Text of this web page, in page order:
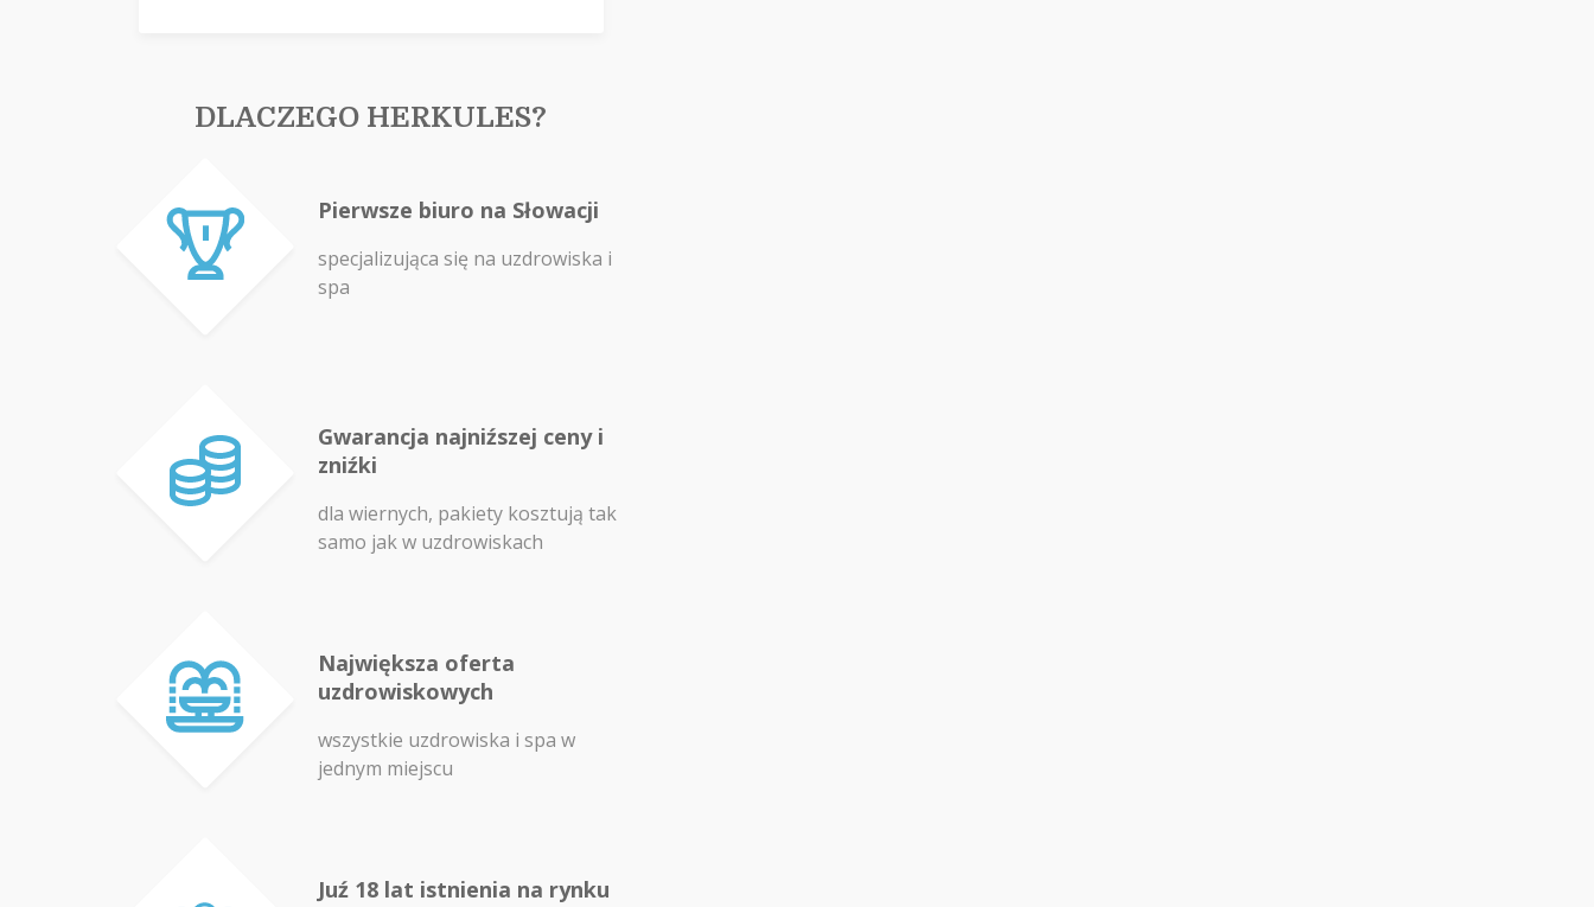
DLACZEGO HERKULES?
Pierwsze biuro na Słowacji
specjalizująca się na uzdrowiska i
spa
Gwarancja najniźszej ceny i
zniźki
dla wiernych, pakiety kosztują tak
samo jak w uzdrowiskach
Największa oferta
uzdrowiskowych
wszystkie uzdrowiska i spa w
jednym miejscu
Juź 18 lat istnienia na rynku